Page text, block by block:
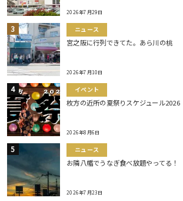
2026年7月29日
ニュース
宮之阪に行列できてた。あら川の桃
2026年7月10日
イベント
枚方の近所の夏祭りスケジュール2026
2026年8月6日
ニュース
お隣八幡でうなぎ食べ放題やってる！
2026年7月23日